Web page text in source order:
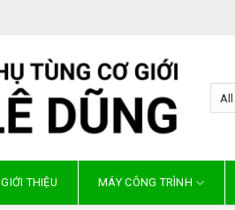
GIỚI THIỆU MÁY CÔNG TRÌNH